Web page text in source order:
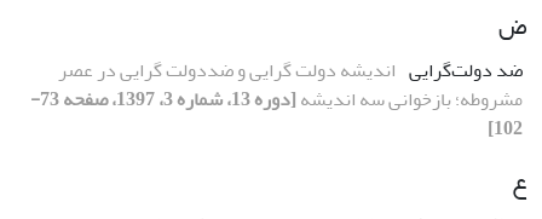
ض
ضد دولت‌گرایی اندیشه دولت گرایی و ضددولت گرایی در عصر
مشروطه؛ بازخوانی سه اندیشه
[دوره 13، شماره 3، 1397، صفحه 73-
102]
ع